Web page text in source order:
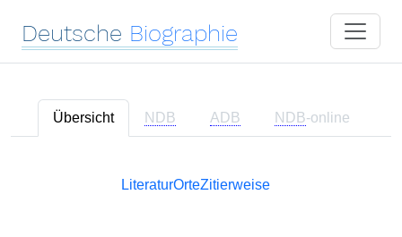
Deutsche Biographie
Übersicht NDB ADB NDB-online
LiteraturOrteZitierweise